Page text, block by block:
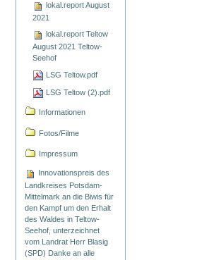
lokal.report August
2021
lokal.report Teltow
August 2021 Teltow-
Seehof
LSG Teltow.pdf
LSG Teltow (2).pdf
Informationen
Fotos/Filme
Impressum
Innovationspreis des
Landkreises Potsdam-
Mittelmark an die Biwis für
den Kampf um den Erhalt
des Waldes in Teltow-
Seehof, unterzeichnet
vom Landrat Herr Blasig
(SPD) Danke an alle